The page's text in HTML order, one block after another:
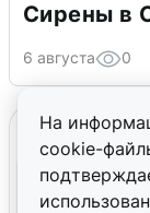
На
cookie-
Сирены в
6 августа 0